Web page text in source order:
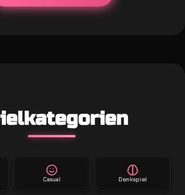
Casual Denkspiel